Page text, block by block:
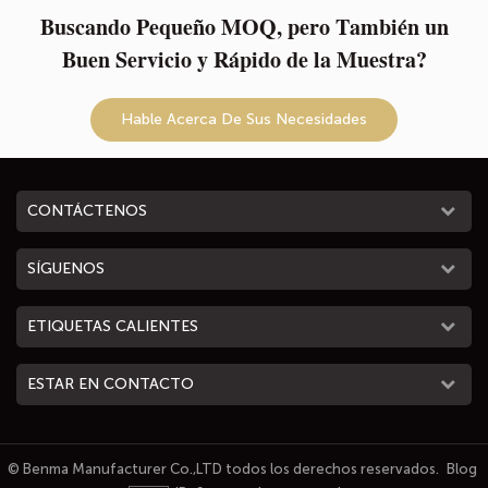
una eficiencia elegante hoy!
Buscando Pequeño MOQ, pero También un
Buen Servicio y Rápido de la Muestra?
Hable Acerca De Sus Necesidades
CONTÁCTENOS
SÍGUENOS
ETIQUETAS CALIENTES
ESTAR EN CONTACTO
© Benma Manufacturer Co.,LTD todos los derechos reservados.
Blog